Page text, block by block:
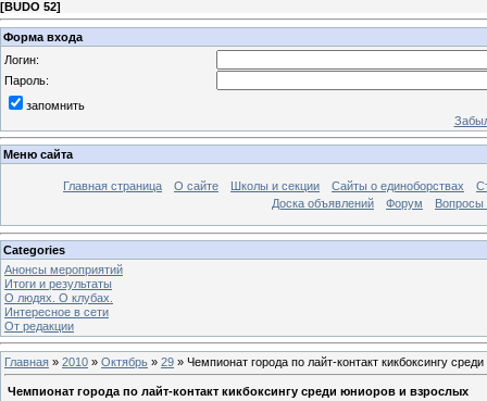
[BUDO 52]
Форма входа
Логин:
Пароль:
запомнить
Меню сайта
Главная страница О сайте Школы и секции Сайты о единоборствах
Доска объявлений
Форум Вопросы
Categories
Анонсы мероприятий
Итоги и результаты
О людях. О клубах.
Интересное в сети
От редакции
Главная » 2010 » Октябрь » 29 » Чемпионат города по лайт-контакт кикбоксингу
Чемпионат города по лайт-контакт кикбоксингу среди юниоров и взрослых